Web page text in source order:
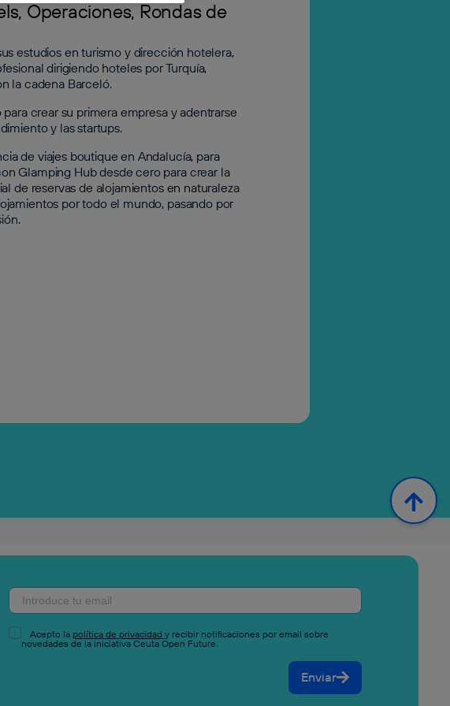
Operaciones, Rondas de
estudios en turismo y dirección hotelera,
dirigiendo hoteles por Turquía,
la cadena Barceló.
crear su primera empresa y adentrarse
y las startups.
de viajes boutique en Andalucía, para
Glamping Hub desde cero para crear la
de reservas de alojamientos en naturaleza
por todo el mundo, pasando por
Acepto la política de privacidad y recibir notificaciones por email sobre
novedades de la iniciativa Ceuta Open Future.
Enviar